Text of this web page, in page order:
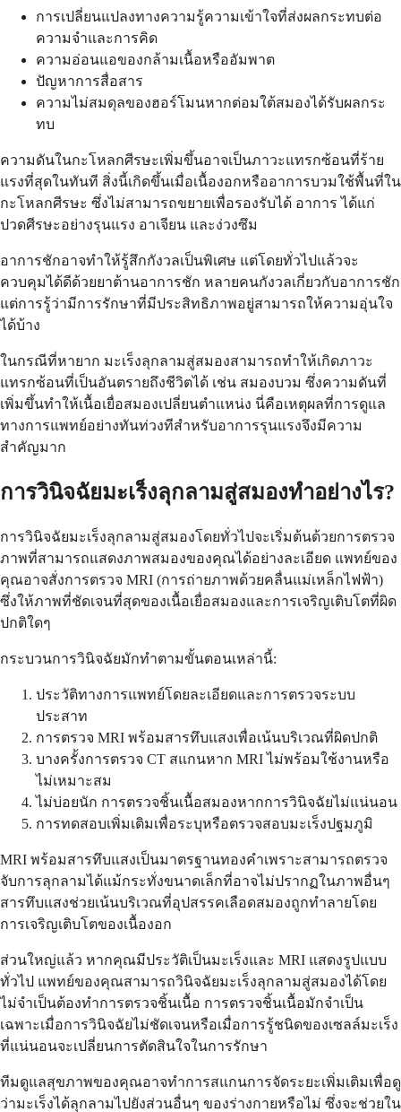
การเปลี่ยนแปลงทางความรู้ความเข้าใจที่ส่งผลกระทบต่อ
ความจำและการคิด
ความอ่อนแอของกล้ามเนื้อหรืออัมพาต
ปัญหาการสื่อสาร
ความไม่สมดุลของฮอร์โมนหากต่อมใต้สมองได้รับผลกระ
ทบ
ความดันในกะโหลกศีรษะเพิ่มขึ้นอาจเป็นภาวะแทรกซ้อนที่ร้าย
แรงที่สุดในทันที สิ่งนี้เกิดขึ้นเมื่อเนื้องอกหรืออาการบวมใช้พื้นที่ใน
กะโหลกศีรษะ ซึ่งไม่สามารถขยายเพื่อรองรับได้ อาการ ได้แก่
ปวดศีรษะอย่างรุนแรง อาเจียน และง่วงซึม
อาการชักอาจทำให้รู้สึกกังวลเป็นพิเศษ แต่โดยทั่วไปแล้วจะ
ควบคุมได้ดีด้วยยาต้านอาการชัก หลายคนกังวลเกี่ยวกับอาการชัก
แต่การรู้ว่ามีการรักษาที่มีประสิทธิภาพอยู่สามารถให้ความอุ่นใจ
ได้บ้าง
ในกรณีที่หายาก มะเร็งลุกลามสู่สมองสามารถทำให้เกิดภาวะ
แทรกซ้อนที่เป็นอันตรายถึงชีวิตได้ เช่น สมองบวม ซึ่งความดันที่
เพิ่มขึ้นทำให้เนื้อเยื่อสมองเปลี่ยนตำแหน่ง นี่คือเหตุผลที่การดูแล
ทางการแพทย์อย่างทันท่วงทีสำหรับอาการรุนแรงจึงมีความ
สำคัญมาก
การวินิจฉัยมะเร็งลุกลามสู่สมองทำอย่างไร?
การวินิจฉัยมะเร็งลุกลามสู่สมองโดยทั่วไปจะเริ่มต้นด้วยการตรวจ
ภาพที่สามารถแสดงภาพสมองของคุณได้อย่างละเอียด แพทย์ของ
คุณอาจสั่งการตรวจ MRI (การถ่ายภาพด้วยคลื่นแม่เหล็กไฟฟ้า)
ซึ่งให้ภาพที่ชัดเจนที่สุดของเนื้อเยื่อสมองและการเจริญเติบโตที่ผิด
ปกติใดๆ
กระบวนการวินิจฉัยมักทำตามขั้นตอนเหล่านี้:
ประวัติทางการแพทย์โดยละเอียดและการตรวจระบบ
ประสาท
การตรวจ MRI พร้อมสารทึบแสงเพื่อเน้นบริเวณที่ผิดปกติ
บางครั้งการตรวจ CT สแกนหาก MRI ไม่พร้อมใช้งานหรือ
ไม่เหมาะสม
ไม่บ่อยนัก การตรวจชิ้นเนื้อสมองหากการวินิจฉัยไม่แน่นอน
การทดสอบเพิ่มเติมเพื่อระบุหรือตรวจสอบมะเร็งปฐมภูมิ
MRI พร้อมสารทึบแสงเป็นมาตรฐานทองคำเพราะสามารถตรวจ
จับการลุกลามได้แม้กระทั่งขนาดเล็กที่อาจไม่ปรากฏในภาพอื่นๆ
สารทึบแสงช่วยเน้นบริเวณที่อุปสรรคเลือดสมองถูกทำลายโดย
การเจริญเติบโตของเนื้องอก
ส่วนใหญ่แล้ว หากคุณมีประวัติเป็นมะเร็งและ MRI แสดงรูปแบบ
ทั่วไป แพทย์ของคุณสามารถวินิจฉัยมะเร็งลุกลามสู่สมองได้โดย
ไม่จำเป็นต้องทำการตรวจชิ้นเนื้อ การตรวจชิ้นเนื้อมักจำเป็น
เฉพาะเมื่อการวินิจฉัยไม่ชัดเจนหรือเมื่อการรู้ชนิดของเซลล์มะเร็ง
ที่แน่นอนจะเปลี่ยนการตัดสินใจในการรักษา
ทีมดูแลสุขภาพของคุณอาจทำการสแกนการจัดระยะเพิ่มเติมเพื่อดู
ว่ามะเร็งได้ลุกลามไปยังส่วนอื่นๆ ของร่างกายหรือไม่ ซึ่งจะช่วยใน